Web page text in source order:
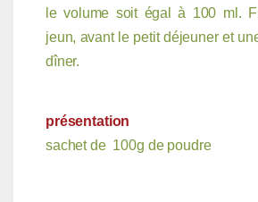
le volume soit égal à 100 ml.
jeun, avant le petit déjeuner et
dîner.
présentation
sachet de 100g de poudre